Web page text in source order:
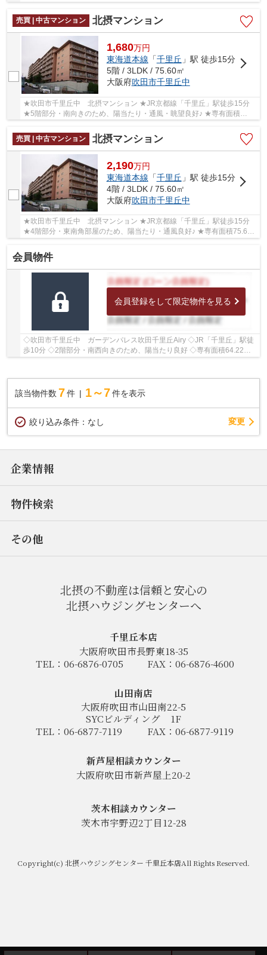
★室内リフォーム歴がございます ★学校区は山田第二...
売買 | 中古マンション
北摂マンション
1,680万円
東海道本線 「千里丘 」駅 徒歩15分
5階 / 3LDK / 75.60㎡
大阪府吹田市千里丘中
★吹田市千里丘中 北摂マンション ★JR京都線「千里丘」駅徒歩15分
★5階部分・南向きのため、陽当たり・通風・眺望良好♪ ★専有面積
売買 | 中古マンション
北摂マンション
2,190万円
東海道本線 「千里丘 」駅 徒歩15分
4階 / 3LDK / 75.60㎡
大阪府吹田市千里丘中
★吹田市千里丘中 北摂マンション ★JR京都線「千里丘」駅徒歩15分
★4階部分・東南角部屋のため、陽当たり・通風良好♪ ★専有面積75.60
会員物件
会員登録をして限定物件を見る
◇吹田市千里丘中 ガーデンパレス吹田千里丘Airy ◇JR「千里丘」駅徒
歩10分 ◇2階部分・南西向きのため、陽当たり良好 ◇専有面積64.22㎡
の3LDK ◇ペットと一緒にお住まいいただけます(規...
該当物件数 7件 1～7 件を表示
絞り込み条件： なし 変更
企業情報
物件検索
その他
北摂の不動産は信頼と安心の
北摂ハウジングセンターへ
千里丘本店
大阪府吹田市長野東18-35
TEL：06-6876-0705
FAX：06-6876-4600
山田南店
大阪府吹田市山田南22-5
SYCビルディング
1F
TEL：06-6877-7119
FAX：06-6877-9119
新芦屋相談カウンター
大阪府吹田市新芦屋上20-2
茨木相談カウンター
茨木市宇野辺2丁目12-28
Copyright(c) 北摂ハウジングセンター 千里丘本店All Rights Reserved.